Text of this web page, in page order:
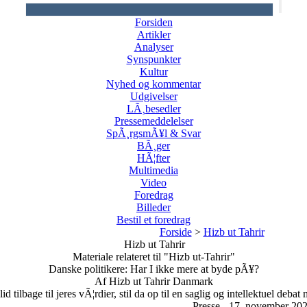
Forsiden
Artikler
Analyser
Synspunkter
Kultur
Nyhed og kommentar
Udgivelser
LÃ¸besedler
Pressemeddelelser
SpÃ¸rgsmÃ¥l & Svar
BÃ¸ger
HÃ¦fter
Multimedia
Video
Foredrag
Billeder
Bestil et foredrag
Forside> Hizb ut Tahrir
Hizb ut Tahrir
Materiale relateret til "Hizb ut-Tahrir"
Danske politikere: Har I ikke mere at byde pÃ¥?
Af Hizb ut Tahrir Danmark
tilbage til jeres vÃ¦rdier, stil da op til en saglig og intellektuel